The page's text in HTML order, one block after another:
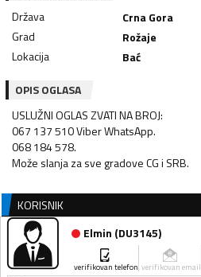
Država
Crna Gora
Grad
Rožaje
Lokacija
Bać
OPIS OGLASA
USLUŽNI OGLAS ZVATI NA BROJ:
067 137 510 Viber WhatsApp.
068 184 578.
Može slanja za sve gradove CG i SRB.
KORISNIK
Elmin (DU3145)
verifikovan telefon verifikovan email